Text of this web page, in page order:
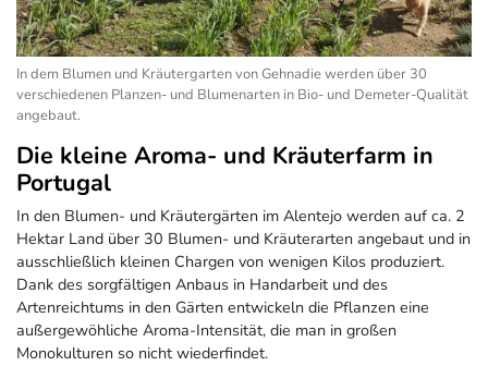
In dem Blumen und Kräutergarten von Gehnadie werden über 30
verschiedenen Planzen- und Blumenarten in Bio- und Demeter-Qualität
angebaut.
Die kleine Aroma- und Kräuterfarm in
Portugal
In den Blumen- und Kräutergärten im Alentejo werden auf ca. 2
Hektar Land über 30 Blumen- und Kräuterarten angebaut und in
ausschließlich kleinen Chargen von wenigen Kilos produziert.
Dank des sorgfältigen Anbaus in Handarbeit und des
Artenreichtums in den Gärten entwickeln die Pflanzen eine
außergewöhliche Aroma-Intensität, die man in großen
Monokulturen so nicht wiederfindet.